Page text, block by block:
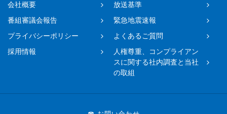
会社概要
放送基準
番組審議会報告
緊急地震速報
プライバシーポリシー
よくあるご質問
採用情報
人権尊重、コンプライアン
スに関する社内調査と当社
の取組